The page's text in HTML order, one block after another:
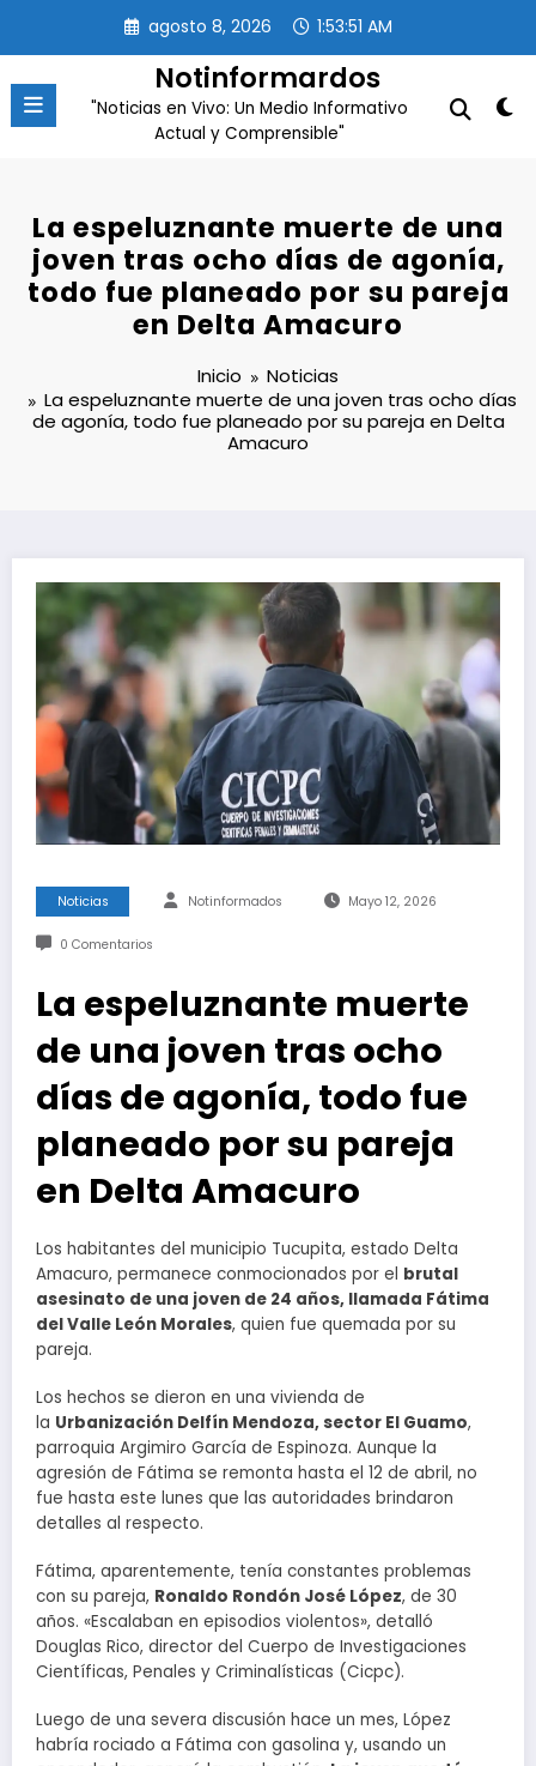
contenido
agosto 8, 2026 1:53:51 AM
Notinformardos
"Noticias en Vivo: Un Medio Informativo
Actual y Comprensible"
La espeluznante muerte de una
joven tras ocho días de agonía,
todo fue planeado por su pareja
en Delta Amacuro
Inicio
Noticias
La espeluznante muerte de una joven tras ocho días
de agonía, todo fue planeado por su pareja en Delta
Amacuro
Noticias Notinformados Mayo 12, 2026
0 Comentarios
La espeluznante muerte
de una joven tras ocho
días de agonía, todo fue
planeado por su pareja
en Delta Amacuro
Los habitantes del municipio Tucupita, estado Delta
Amacuro, permanece conmocionados por el brutal
asesinato de una joven de 24 años, llamada Fátima
del Valle León Morales, quien fue quemada por su
pareja.
Los hechos se dieron en una vivienda de
la Urbanización Delfín Mendoza, sector El Guamo,
parroquia Argimiro García de Espinoza. Aunque la
agresión de Fátima se remonta hasta el 12 de abril, no
fue hasta este lunes que las autoridades brindaron
detalles al respecto.
Fátima, aparentemente, tenía constantes problemas
con su pareja, Ronaldo Rondón José López, de 30
años. «Escalaban en episodios violentos», detalló
Douglas Rico, director del Cuerpo de Investigaciones
Científicas, Penales y Criminalísticas (Cicpc).
Luego de una severa discusión hace un mes, López
habría rociado a Fátima con gasolina y, usando un